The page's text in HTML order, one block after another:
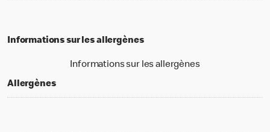
Informations sur les allergènes
Informations sur les allergènes
Allergènes